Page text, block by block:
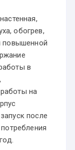
обогрев,
повышенной
в
на
после